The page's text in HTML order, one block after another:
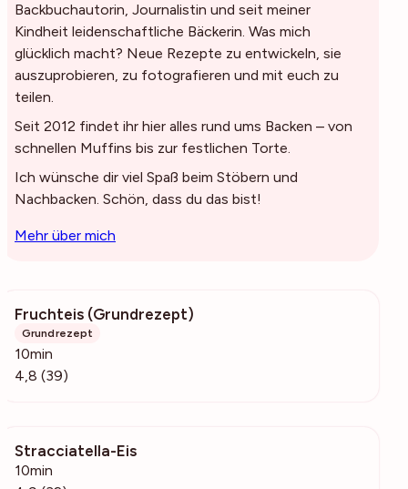
Backbuchautorin, Journalistin und seit meiner
Kindheit leidenschaftliche Bäckerin. Was mich
glücklich macht? Neue Rezepte zu entwickeln, sie
auszuprobieren, zu fotografieren und mit euch zu
teilen.
Seit 2012 findet ihr hier alles rund ums Backen – von
schnellen Muffins bis zur festlichen Torte.
Ich wünsche dir viel Spaß beim Stöbern und
Nachbacken. Schön, dass du das bist!
Mehr über mich
Fruchteis (Grundrezept)
Grundrezept
10min
4,8 (39)
Stracciatella-Eis
10min